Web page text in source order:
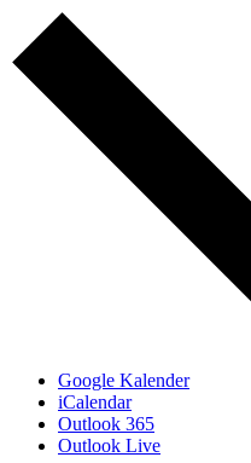
Google Kalender
iCalendar
Outlook 365
Outlook Live